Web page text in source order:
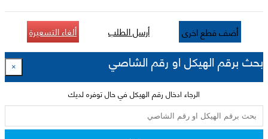
أضف قطع اخرى أرسل الطلب ألغاء التسعيرة
بحث برقم الهيكل او رقم الشاصي ×
الرجاء ادخال رقم الهيكل في حال توفره لديك